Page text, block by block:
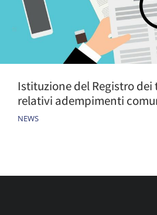
Istituzione del Registro
relativi adempimenti
NEWS